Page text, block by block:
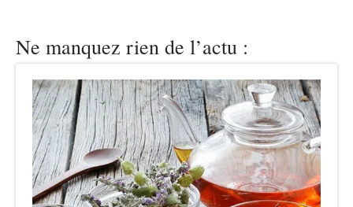
Ne manquez rien de l’actu :